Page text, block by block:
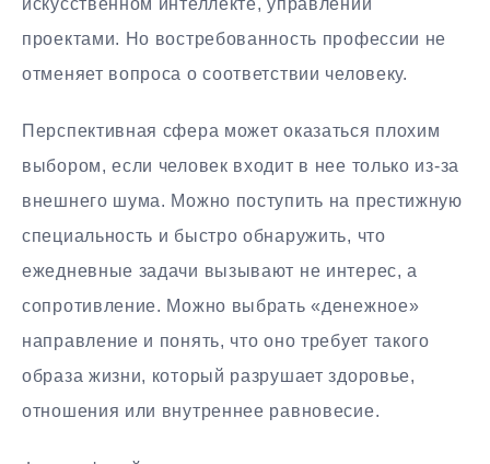
проектами. Но востребованность профессии не
отменяет вопроса о соответствии человеку.
Перспективная сфера может оказаться плохим
выбором, если человек входит в нее только из-за
внешнего шума. Можно поступить на престижную
специальность и быстро обнаружить, что
ежедневные задачи вызывают не интерес, а
сопротивление. Можно выбрать «денежное»
направление и понять, что оно требует такого
образа жизни, который разрушает здоровье,
отношения или внутреннее равновесие.